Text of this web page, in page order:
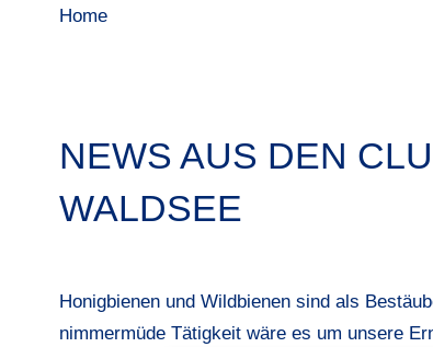
Home
NEWS AUS DEN
WALDSEE
Honigbienen und Wildbienen sind als
nimmermüde Tätigkeit wäre es um unsere